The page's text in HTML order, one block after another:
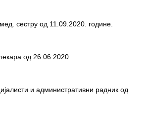
сестру од 11.09.2020. године.
од 26.06.2020.
и административни радник од